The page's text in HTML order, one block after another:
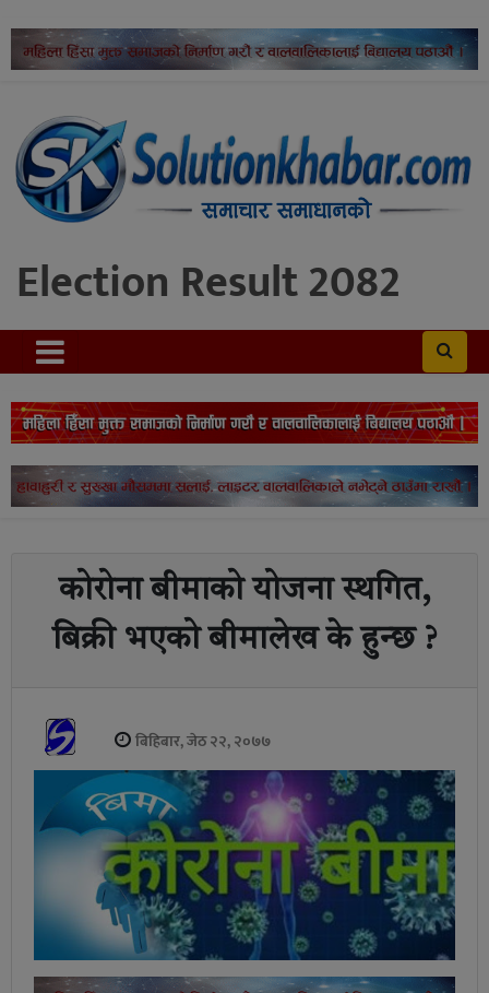
Election Result 2082
कोरोना बीमाको योजना स्थगित,
बिक्री भएको बीमालेख के हुन्छ ?
बिहिबार, जेठ २२, २०७७